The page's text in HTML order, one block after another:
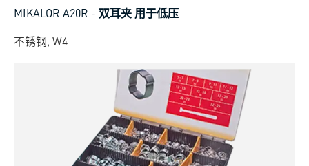
MIKALOR A20R - 双耳夹 用于低压
不锈钢, W4